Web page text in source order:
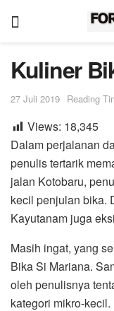
Kuliner
27 Juli 2019 Reading
Views: 18,345
Dalam perjalanan
penulis tertarik
jalan Kotobaru,
kecil penjulan bika.
Kayutanam juga
Masih ingat, yang
Bika Si Mariana.
oleh penulisnya
kategori mikro-